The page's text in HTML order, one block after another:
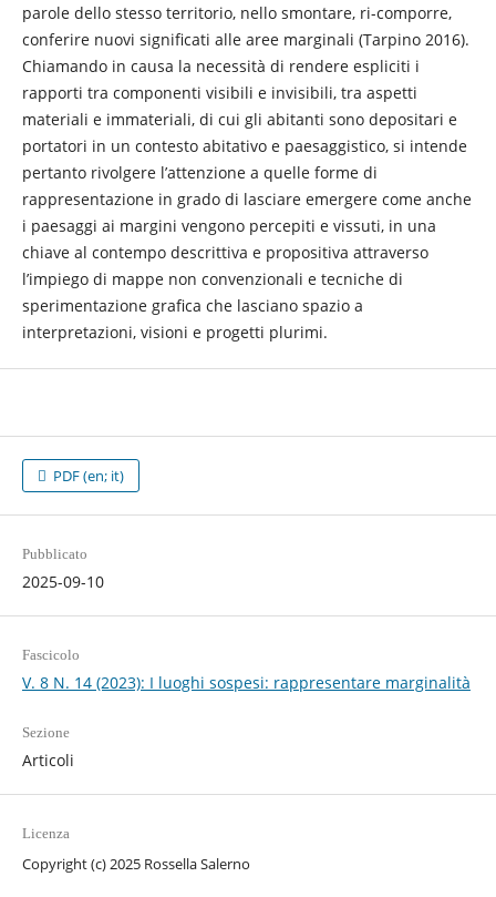
parole dello stesso territorio, nello smontare, ri-comporre,
conferire nuovi significati alle aree marginali (Tarpino 2016).
Chiamando in causa la necessità di rendere espliciti i
rapporti tra componenti visibili e invisibili, tra aspetti
materiali e immateriali, di cui gli abitanti sono depositari e
portatori in un contesto abitativo e paesaggistico, si intende
pertanto rivolgere l’attenzione a quelle forme di
rappresentazione in grado di lasciare emergere come anche
i paesaggi ai margini vengono percepiti e vissuti, in una
chiave al contempo descrittiva e propositiva attraverso
l’impiego di mappe non convenzionali e tecniche di
sperimentazione grafica che lasciano spazio a
interpretazioni, visioni e progetti plurimi.
PDF (en; it)
Pubblicato
2025-09-10
Fascicolo
V. 8 N. 14 (2023): I luoghi sospesi: rappresentare marginalità
Sezione
Articoli
Licenza
Copyright (c) 2025 Rossella Salerno